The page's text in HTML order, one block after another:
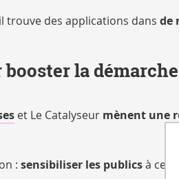
trouve des applications dans de
la
et Le Catalyseur mènent une
: sensibiliser les publicsà ce